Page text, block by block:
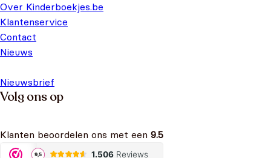
Over Kinderboekjes.be
Klantenservice
Contact
Nieuws
Nieuwsbrief
Volg ons op
Klanten beoordelen ons met een 9.5